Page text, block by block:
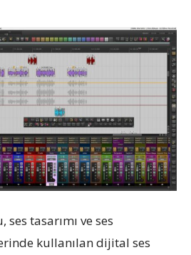
tasarımı ve ses
kullanılan dijital ses